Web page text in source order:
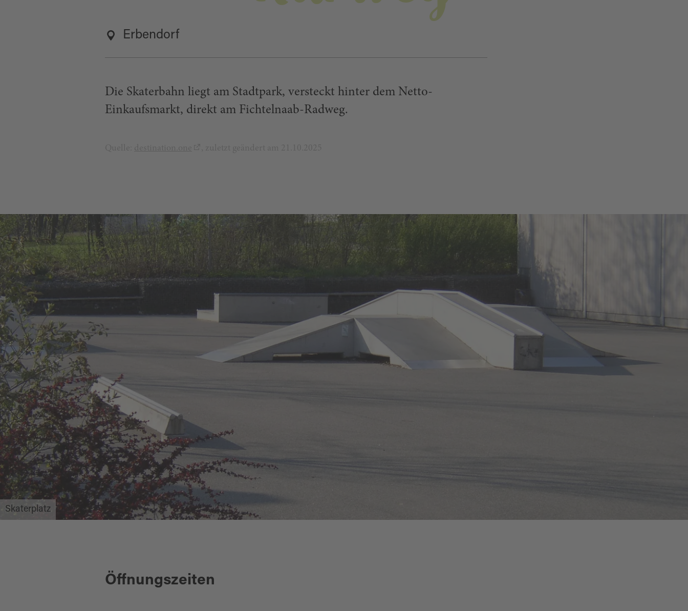
Erbendorf
Die Skaterbahn liegt am Stadtpark, versteckt hinter dem Netto-
Einkaufsmarkt, direkt am Fichtelnaab-Radweg.
Skaterplatz
Öffnungszeiten